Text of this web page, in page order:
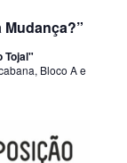
Tojal"
Bloco A e